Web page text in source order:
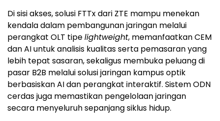
Di sisi akses, solusi FTTx dari ZTE mampu menekan
kendala dalam pembangunan jaringan melalui
perangkat OLT tipelightweight, memanfaatkan CEM
dan AI untuk analisis kualitas serta pemasaran yang
lebih tepat sasaran, sekaligus membuka peluang di
pasar B2B melalui solusi jaringan kampus optik
berbasiskan AI dan perangkat interaktif. Sistem ODN
cerdas juga memastikan pengelolaan jaringan
secara menyeluruh sepanjang siklus hidup.